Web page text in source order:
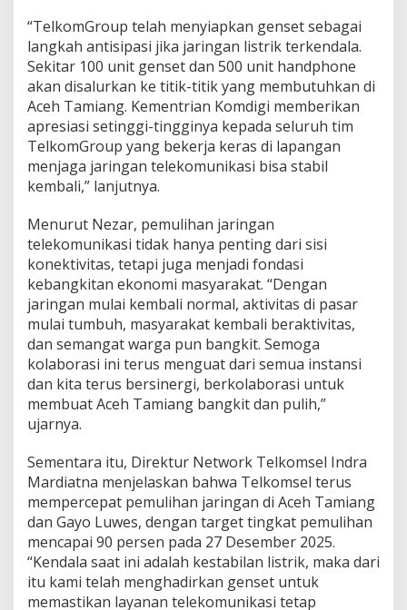
i
A
c
e
h
T
a
a
n
“TelkomGroup telah menyiapkan genset sebagai
langkah antisipasi jika jaringan listrik terkendala.
Sekitar 100 unit genset dan 500 unit handphone
akan disalurkan ke titik-titik yang membutuhkan di
Aceh Tamiang. Kementrian Komdigi memberikan
apresiasi setinggi-tingginya kepada seluruh tim
TelkomGroup yang bekerja keras di lapangan
menjaga jaringan telekomunikasi bisa stabil
kembali,” lanjutnya.
Menurut Nezar, pemulihan jaringan
telekomunikasi tidak hanya penting dari sisi
konektivitas, tetapi juga menjadi fondasi
kebangkitan ekonomi masyarakat. “Dengan
jaringan mulai kembali normal, aktivitas di pasar
mulai tumbuh, masyarakat kembali beraktivitas,
dan semangat warga pun bangkit. Semoga
kolaborasi ini terus menguat dari semua instansi
dan kita terus bersinergi, berkolaborasi untuk
membuat Aceh Tamiang bangkit dan pulih,”
ujarnya.
Sementara itu, Direktur Network Telkomsel Indra
Mardiatna menjelaskan bahwa Telkomsel terus
mempercepat pemulihan jaringan di Aceh Tamiang
dan Gayo Luwes, dengan target tingkat pemulihan
mencapai 90 persen pada 27 Desember 2025.
“Kendala saat ini adalah kestabilan listrik, maka dari
itu kami telah menghadirkan genset untuk
memastikan layanan telekomunikasi tetap